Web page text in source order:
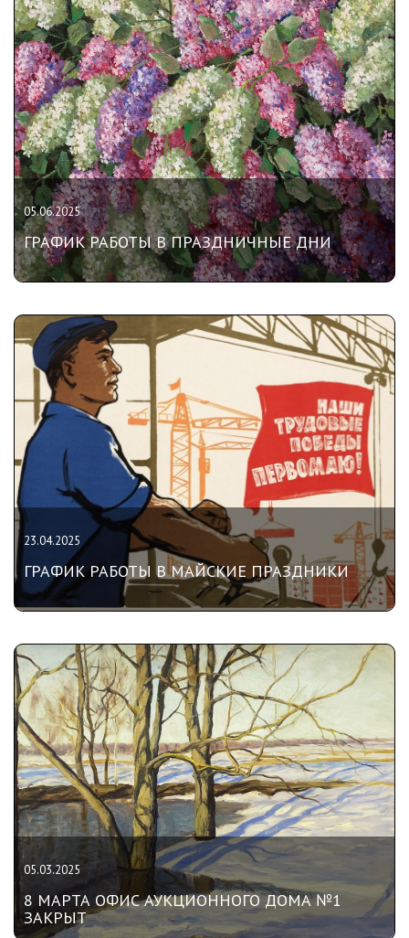
05.06.2025
ГРАФИК РАБОТЫ В ПРАЗДНИЧНЫЕ ДНИ
23.04.2025
ГРАФИК РАБОТЫ В МАЙСКИЕ ПРАЗДНИКИ
05.03.2025
8 МАРТА ОФИС АУКЦИОННОГО ДОМА №1
ЗАКРЫТ